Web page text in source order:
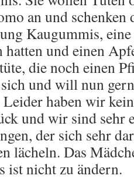
an und schenken
Kaugummis,
hatten und einen
die noch einen
und will nun
haben wir
und wir sind sehr
der sich sehr
lächeln. Das
ist nicht zu ändern.